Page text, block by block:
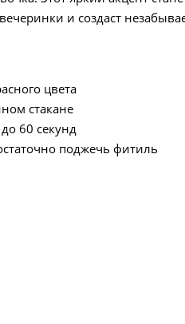
и создаст
цвета
стакане
60 секунд
поджечь фитиль